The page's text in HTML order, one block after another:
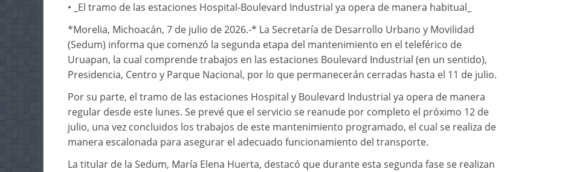
• _El tramo de las estaciones Hospital-Boulevard Industrial ya opera de manera habitual_
*Morelia, Michoacán, 7 de julio de 2026.-* La Secretaría de Desarrollo Urbano y Movilidad
(Sedum) informa que comenzó la segunda etapa del mantenimiento en el teleférico de
Uruapan, la cual comprende trabajos en las estaciones Boulevard Industrial (en un sentido),
Presidencia, Centro y Parque Nacional, por lo que permanecerán cerradas hasta el 11 de julio.
Por su parte, el tramo de las estaciones Hospital y Boulevard Industrial ya opera de manera
regular desde este lunes. Se prevé que el servicio se reanude por completo el próximo 12 de
julio, una vez concluidos los trabajos de este mantenimiento programado, el cual se realiza de
manera escalonada para asegurar el adecuado funcionamiento del transporte.
La titular de la Sedum, María Elena Huerta, destacó que durante esta segunda fase se realizan